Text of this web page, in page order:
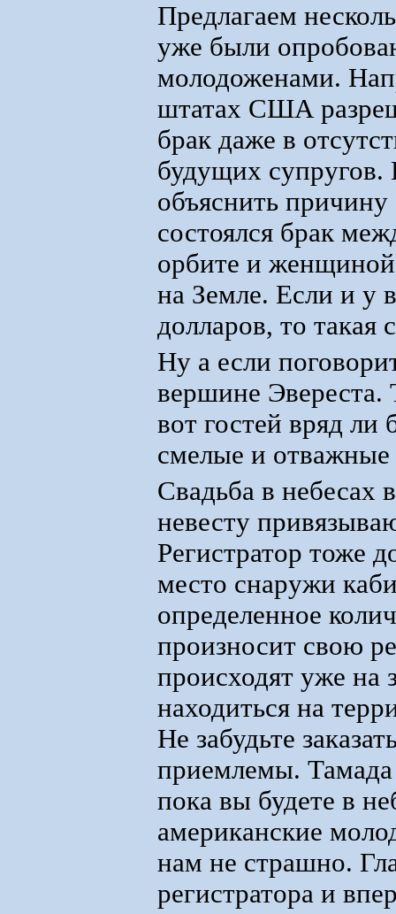
Предлагаем
уже были
молодоженами.
штатах США
брак даже в
будущих супругов.
объяснить причину
состоялся брак
орбите и женщиной,
на Земле. Если и у
долларов, то такая
Ну а если
вершине Эвереста.
вот гостей вряд ли
смелые и отважные
Свадьба в небесах
невесту
Регистратор тоже
место снаружи
определенное
произносит свою
происходят уже на
находиться на
Не забудьте
приемлемы. Тамада
пока вы будете в
американские
нам не страшно.
регистратора и